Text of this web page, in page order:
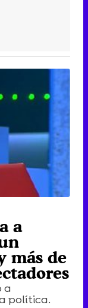
a
más de
a
política.